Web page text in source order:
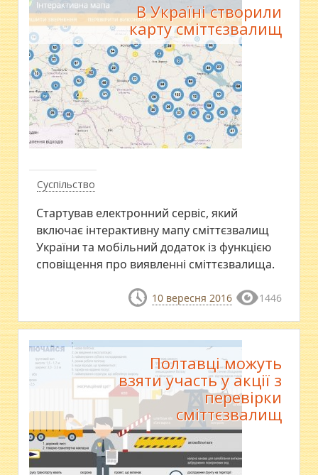
Суспільство
В Україні створили
карту сміттєзвалищ
Стартував електронний сервіс, який
включає інтерактивну мапу сміттєзвалищ
України та мобільний додаток із функцією
сповіщення про виявленні сміттєзвалища.
10 вересня 2016 1446
Полтавці можуть
взяти участь у акції з
перевірки
сміттєзвалищ